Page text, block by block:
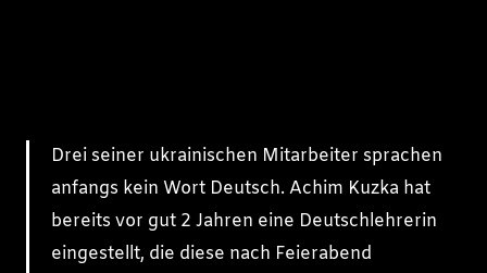
Drei seiner ukrainischen Mitarbeiter sprachen
anfangs kein Wort Deutsch. Achim Kuzka hat
bereits vor gut 2 Jahren eine Deutschlehrerin
eingestellt, die diese nach Feierabend